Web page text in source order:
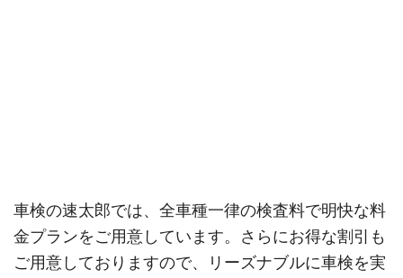
車検の速太郎では、全車種一律の検査料で明快な料
金プランをご用意しています。さらにお得な割引も
ご用意しておりますので、リーズナブルに車検を実